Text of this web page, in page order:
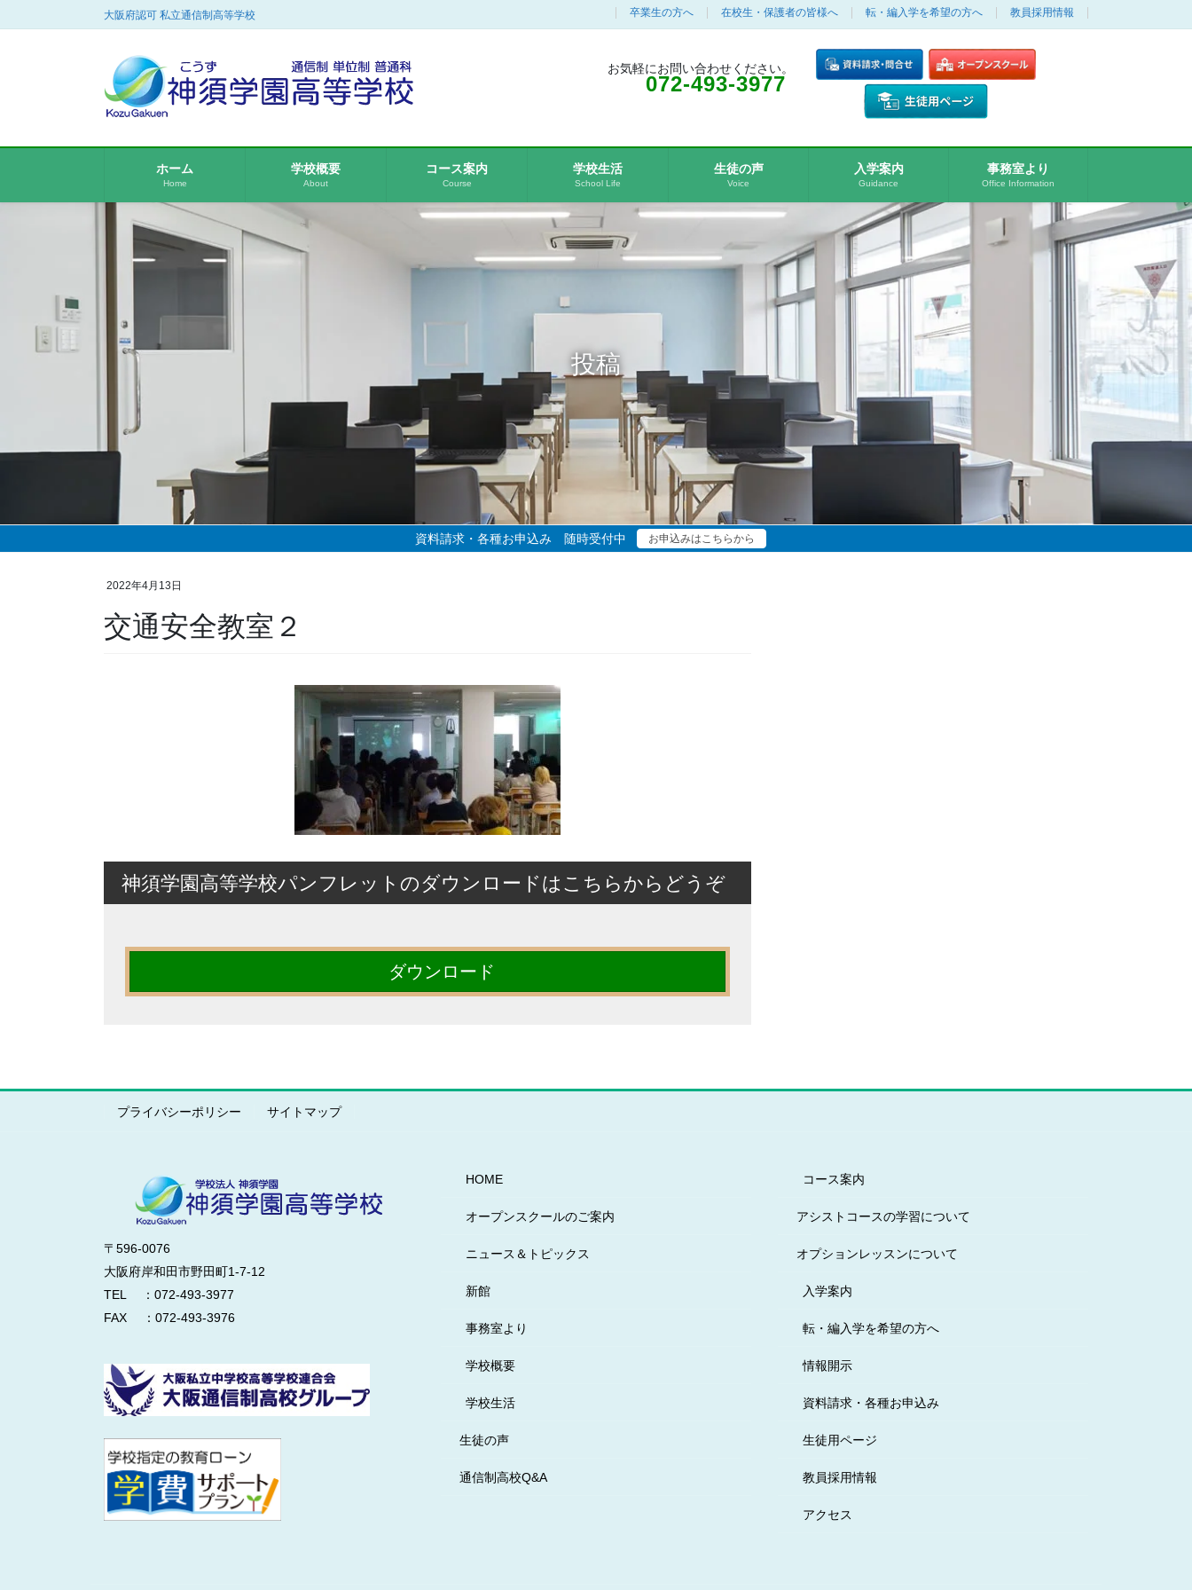
ン
ビ
動
大阪府認可 私立通信制高等学校 卒業生の方へ 在校生・保護者の皆様へ 転・編入学を希望の方へ 教員採用情報
お気軽にお問い合わせください。
072-493-3977
ホーム
Home
学校概要
About
コース案内
Course
学校生活
School Life
生徒の声
Voice
入学案内
Guidance
事務室より
Office Information
投稿
資料請求・各種お申込み 随時受付中 お申込みはこちらから
2022年4月13日
交通安全教室２
神須学園高等学校パンフレットのダウンロードはこちらからどうぞ
ダウンロード
プライバシーポリシー サイトマップ
〒596-0076
大阪府岸和田市野田町1-7-12
TEL ：072-493-3977
FAX ：072-493-3976
HOME
オープンスクールのご案内
ニュース＆トピックス
新館
事務室より
学校概要
学校生活
生徒の声
通信制高校Q&A
コース案内
アシストコースの学習について
オプションレッスンについて
入学案内
転・編入学を希望の方へ
情報開示
資料請求・各種お申込み
生徒用ページ
教員採用情報
アクセス